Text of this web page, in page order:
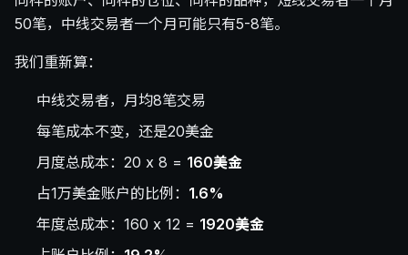
50笔，中线交易者一个月可能只有5-8笔。
我们重新算：
中线交易者，月均8笔交易
每笔成本不变，还是20美金
月度总成本：20 x 8 = 160美金
占1万美金账户的比例： 1.6%
年度总成本：160 x 12 = 1920美金